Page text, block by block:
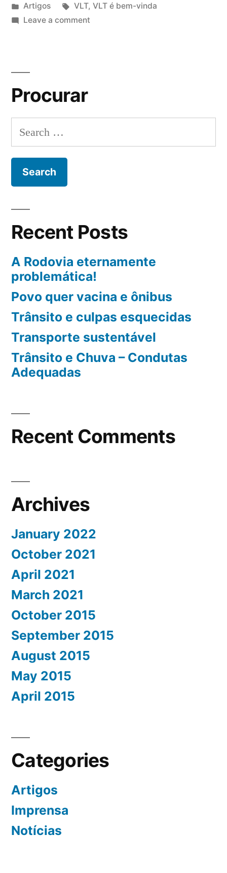
by
Posted
in
Artigos Tags:
VLT, VLT é bem-vinda
Leave a commenton
Procurar
e
r
c
h
o
r
:
Recent Posts
A Rodovia eternamente
problemática!
Povo quer vacina e ônibus
Trânsito e culpas esquecidas
Transporte sustentável
Trânsito e Chuva – Condutas
Adequadas
Recent Comments
Archives
January 2022
October 2021
April 2021
March 2021
October 2015
September 2015
August 2015
May 2015
April 2015
Categories
Artigos
Imprensa
Notícias